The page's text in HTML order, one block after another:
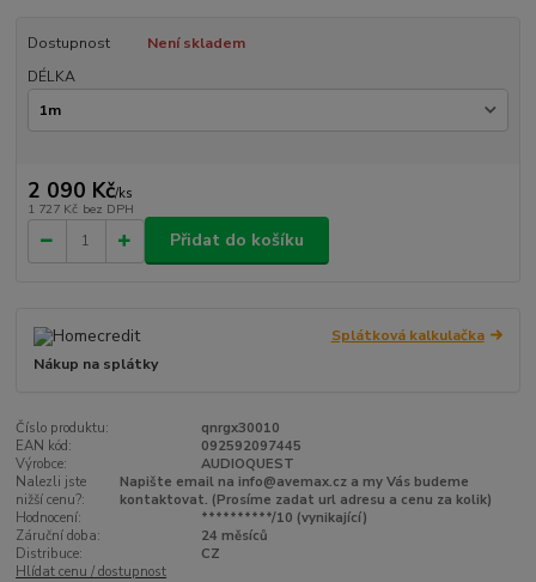
Dostupnost
Není skladem
DÉLKA
2 090 Kč/ks
1 727 Kč bez DPH
Přidat do košíku
Splátková kalkulačka
Nákup na splátky
Číslo produktu:
qnrgx30010
EAN kód:
092592097445
Výrobce:
AUDIOQUEST
Nalezli jste
nižší cenu?:
Napište email na info@avemax.cz a my Vás budeme
kontaktovat. (Prosíme zadat url adresu a cenu za kolik)
Hodnocení:
**********/10 (vynikající)
Záruční doba:
24 měsíců
Distribuce:
CZ
Hlídat cenu / dostupnost